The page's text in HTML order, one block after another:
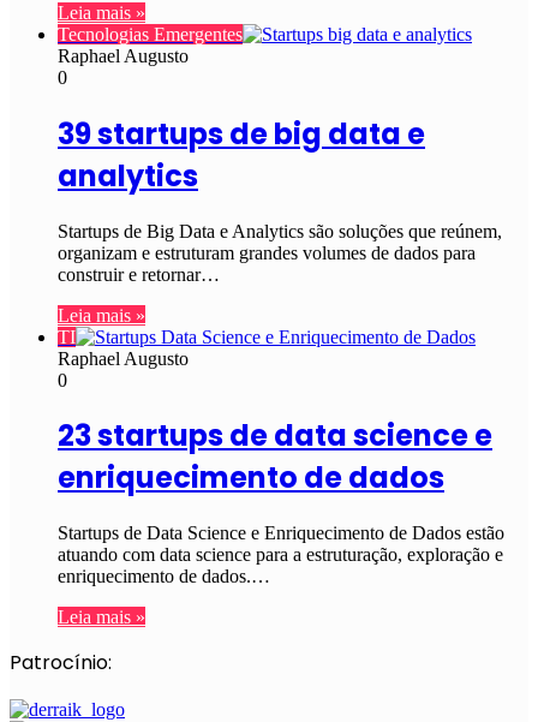
Leia mais »
Tecnologias Emergentes
Raphael Augusto
0
39 startups de big data e
analytics
Startups de Big Data e Analytics são soluções que reúnem,
organizam e estruturam grandes volumes de dados para
construir e retornar…
Leia mais »
TI
Raphael Augusto
0
23 startups de data science e
enriquecimento de dados
Startups de Data Science e Enriquecimento de Dados estão
atuando com data science para a estruturação, exploração e
enriquecimento de dados.…
Leia mais »
Patrocínio: